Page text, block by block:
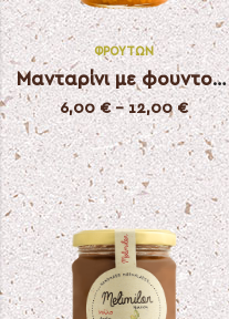
ΦΡΟΎΤΩΝ
Μανταρίνι με φουντούκι
6,00€–12,00€